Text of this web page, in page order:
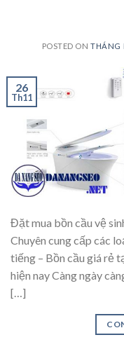
POSTED ONTHÁNG
26
Th11
Đặt mua bồn cầu vệ
Chuyên cung cấp các
tiếng – Bồn cầu giá rẻ
hiện nay Càng ngày
[…]